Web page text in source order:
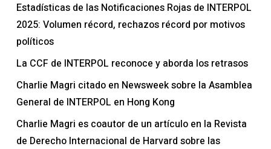
Estadísticas de las Notificaciones Rojas de INTERPOL
2025: Volumen récord, rechazos récord por motivos
políticos
La CCF de INTERPOL reconoce y aborda los retrasos
Charlie Magri citado en Newsweek sobre la Asamblea
General de INTERPOL en Hong Kong
Charlie Magri es coautor de un artículo en la Revista
de Derecho Internacional de Harvard sobre las